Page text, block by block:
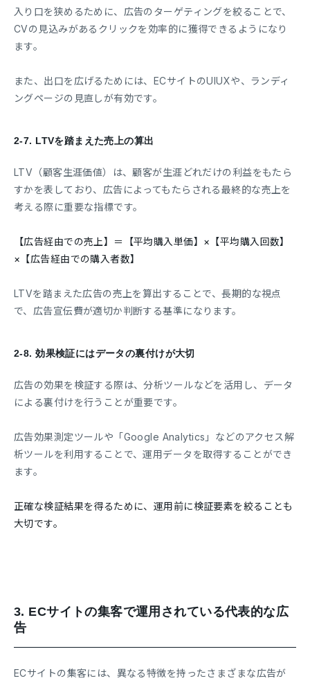
入り口を狭めるために、広告のターゲティングを絞ることで、
CVの見込みがあるクリックを効率的に獲得できるようになり
ます。
また、出口を広げるためには、ECサイトのUIUXや、ランディ
ングページの見直しが有効です。
2-7. LTVを踏まえた売上の算出
LTV（顧客生涯価値）は、顧客が生涯どれだけの利益をもたら
すかを表しており、広告によってもたらされる最終的な売上を
考える際に重要な指標です。
【広告経由での売上】＝【平均購入単価】×【平均購入回数】
×【広告経由での購入者数】
LTVを踏まえた広告の売上を算出することで、長期的な視点
で、広告宣伝費が適切か判断する基準になります。
2-8.効果検証にはデータの裏付けが大切
広告の効果を検証する際は、分析ツールなどを活用し、データ
による裏付けを行うことが重要です。
広告効果測定ツールや「Google Analytics」などのアクセス解
析ツールを利用することで、運用データを取得することができ
ます。
正確な検証結果を得るために、運用前に検証要素を絞ることも
大切です。
3. ECサイトの集客で運用されている代表的な広
告
ECサイトの集客には、異なる特徴を持ったさまざまな広告が